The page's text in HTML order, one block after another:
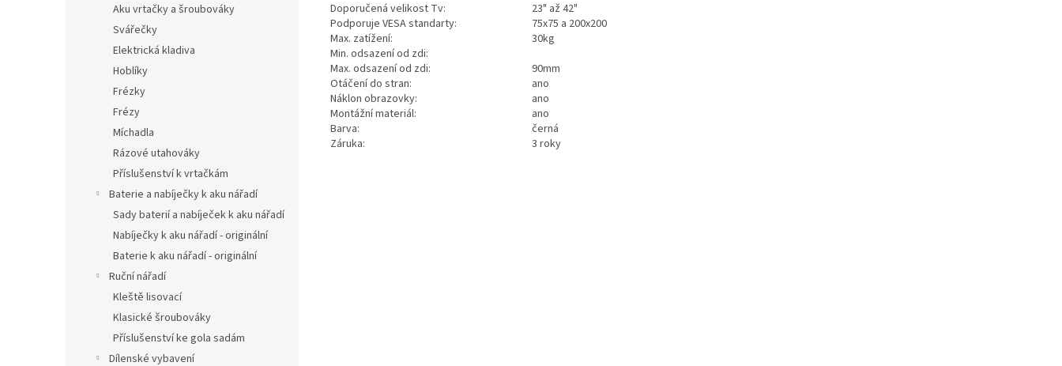
Aku vrtačky a šroubováky
Svářečky
Elektrická kladiva
Hoblíky
Frézky
Frézy
Míchadla
Rázové utahováky
Příslušenství k vrtačkám
Baterie a nabíječky k aku nářadí
Sady baterií a nabíječek k aku nářadí
Nabíječky k aku nářadí - originální
Baterie k aku nářadí - originální
Ruční nářadí
Kleště lisovací
Klasické šroubováky
Příslušenství ke gola sadám
Dílenské vybavení
Doporučená velikost Tv:
23" až 42"
Podporuje VESA standarty:
75x75 a 200x200
Max. zatížení:
30kg
Min. odsazení od zdi:
Max. odsazení od zdi:
90mm
Otáčení do stran:
ano
Náklon obrazovky:
ano
Montážní materiál:
ano
Barva:
černá
Záruka:
3 roky